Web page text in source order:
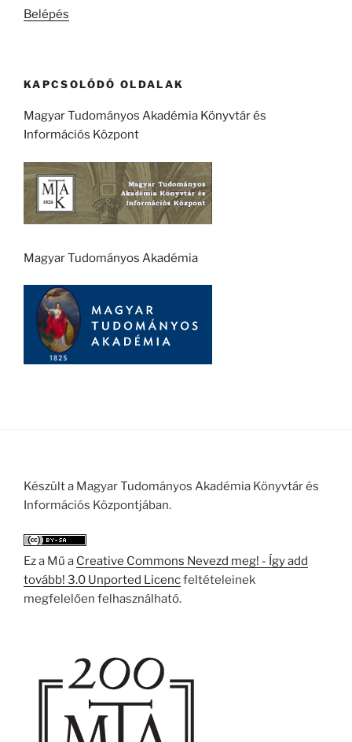
Belépés
KAPCSOLÓDÓ OLDALAK
Magyar Tudományos Akadémia Könyvtár és
Információs Központ
Magyar Tudományos Akadémia
Készült a Magyar Tudományos Akadémia Könyvtár és
Információs Központjában.
Ez a Mű a Creative Commons Nevezd meg! - Így add
tovább! 3.0 Unported Licencfeltételeinek
megfelelően felhasználható.